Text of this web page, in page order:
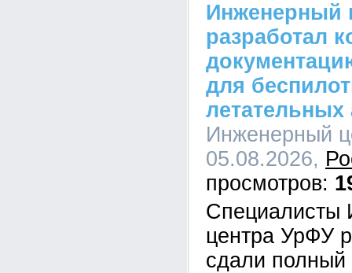
Инженерный
разработал
для
летательных
Инженерный
05.08.2026,
Специалисты
центра УрФУ
сдали полный